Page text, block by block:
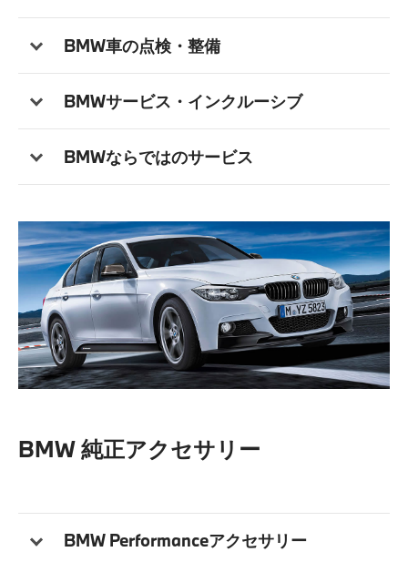
BMW車の点検・整備
BMWサービス・インクルーシブ
BMWならではのサービス
BMW 純正アクセサリー
BMW Performanceアクセサリー